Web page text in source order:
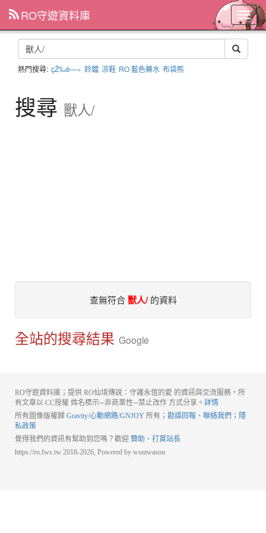
主
選
單
RO守遊資料庫
熱門搜尋: çŽ‰è—» 鈴鐺 涼鞋 RO 藍色藥水 布袋熊
搜尋 獸人/
查無符合獸人/的資料
全站的搜尋結果 Google
RO守遊資料庫；提供 RO仙境傳說：守護永恆的愛 的資訊與交流服務，所
有文章以 CC授權 姓名標示─非商業性─禁止改作 方式分享。 詳情
所有圖像版權歸 Gravity/心動網路/GNJOY 所有； 勘誤回報、聯絡我們 ； 隱
私政策
覺得我們的資訊有幫助到您嗎？歡迎 贊助、打賞站長
https://ro.fws.tw 2018-2026, Powered by wsmwason